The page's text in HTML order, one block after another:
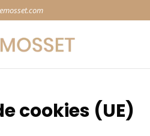
cookies (UE)